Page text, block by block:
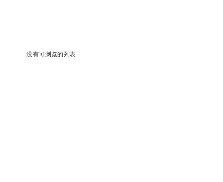
没有可浏览的列表